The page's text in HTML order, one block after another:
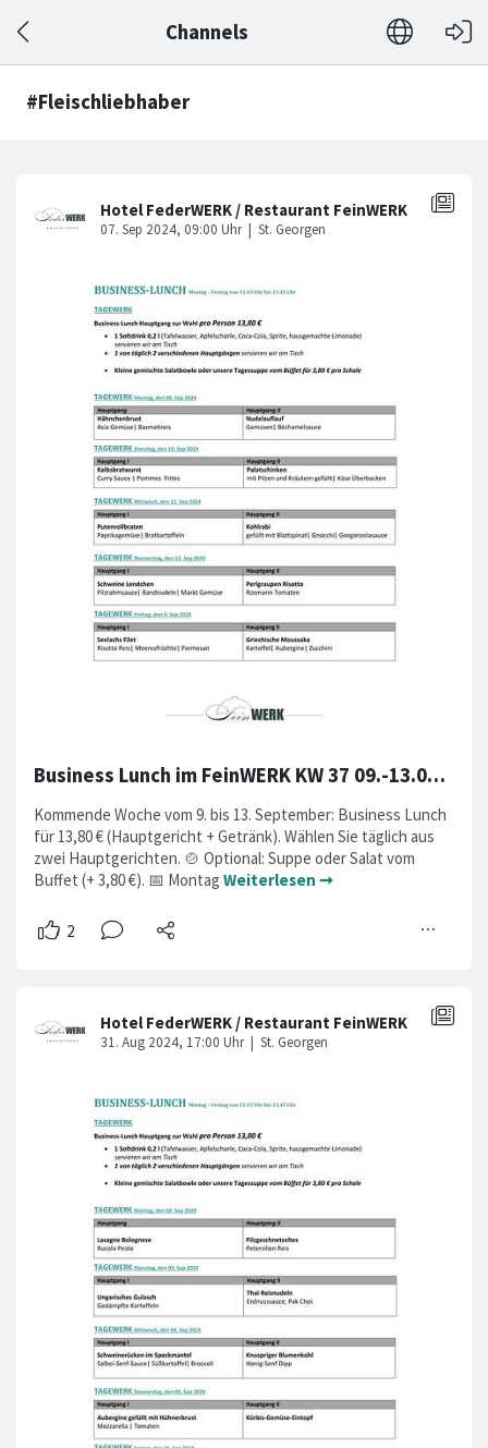
Channels
#Fleischliebhaber
Business Lunch im FeinWERK KW 37 09.-13.09.2024
Kommende Woche vom 9. bis 13. September: Business Lunch
für 13,80 € (Hauptgericht + Getränk). Wählen Sie täglich aus
zwei Hauptgerichten. 🍲 Optional: Suppe oder Salat vom
Buffet (+ 3,80 €). 📅 Montag Weiterlesen ➞